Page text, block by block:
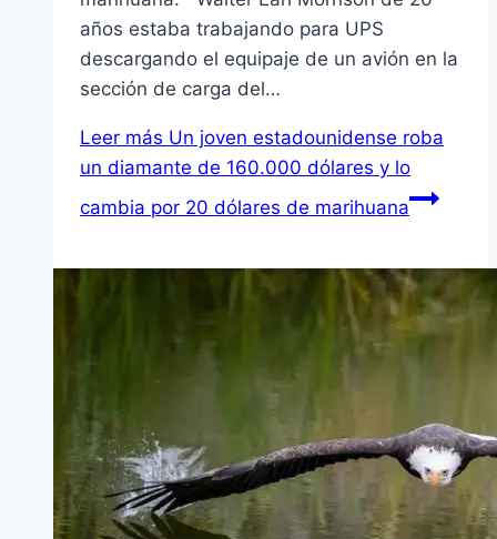
años estaba trabajando para UPS
descargando el equipaje de un avión en la
sección de carga del…
Leer más Un joven estadounidense roba
un diamante de 160.000 dólares y lo
cambia por 20 dólares de marihuana